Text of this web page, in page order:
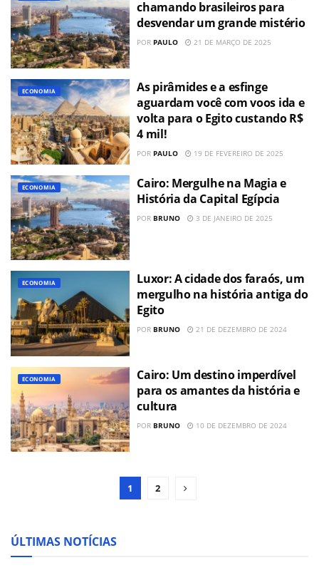
chamando brasileiros para
desvendar um grande mistério
POR PAULO 21 DE MARÇO DE 2025
ECONOMIA
As pirâmides e a esfinge
aguardam você com voos ida e
volta para o Egito custando R$
4 mil!
POR PAULO 19 DE FEVEREIRO DE 2025
ECONOMIA
Cairo: Mergulhe na Magia e
História da Capital Egípcia
POR BRUNO 3 DE JANEIRO DE 2025
ECONOMIA
Luxor: A cidade dos faraós, um
mergulho na história antiga do
Egito
POR BRUNO 21 DE DEZEMBRO DE 2024
ECONOMIA
Cairo: Um destino imperdível
para os amantes da história e
cultura
POR BRUNO 10 DE DEZEMBRO DE 2024
1 2
ÚLTIMAS NOTÍCIAS